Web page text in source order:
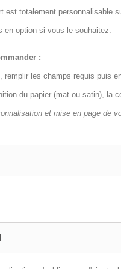
est totalement personnalisable
en option si vous le souhaitez.
:
remplir les champs requis puis
du papier (mat ou satin), la
et mise en page de